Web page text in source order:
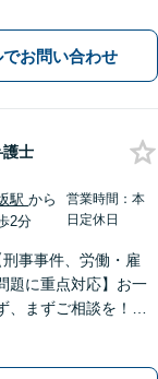
やかで丁寧な対応が
でお問い合わせ
護士
駅から
2分
営業時間：本
日定休日
刑事事件、労働・雇
題に重点対応】お一
、まずご相談を！き